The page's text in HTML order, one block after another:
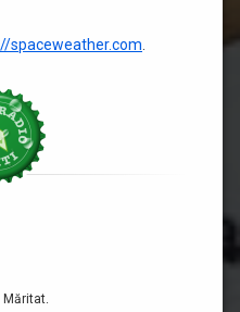
spaceweather.com